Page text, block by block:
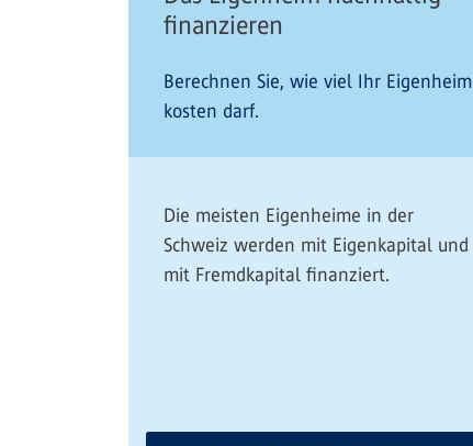
finanzieren
Berechnen Sie, wie viel Ihr Eigenheim
kosten darf.
Die meisten Eigenheime in der
Schweiz werden mit Eigenkapital und
mit Fremdkapital finanziert.